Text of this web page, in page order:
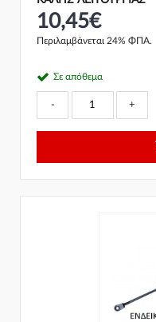
10,45€
Περιλαμβάνεται 24% ΦΠΑ.
Σε απόθεμα
- +